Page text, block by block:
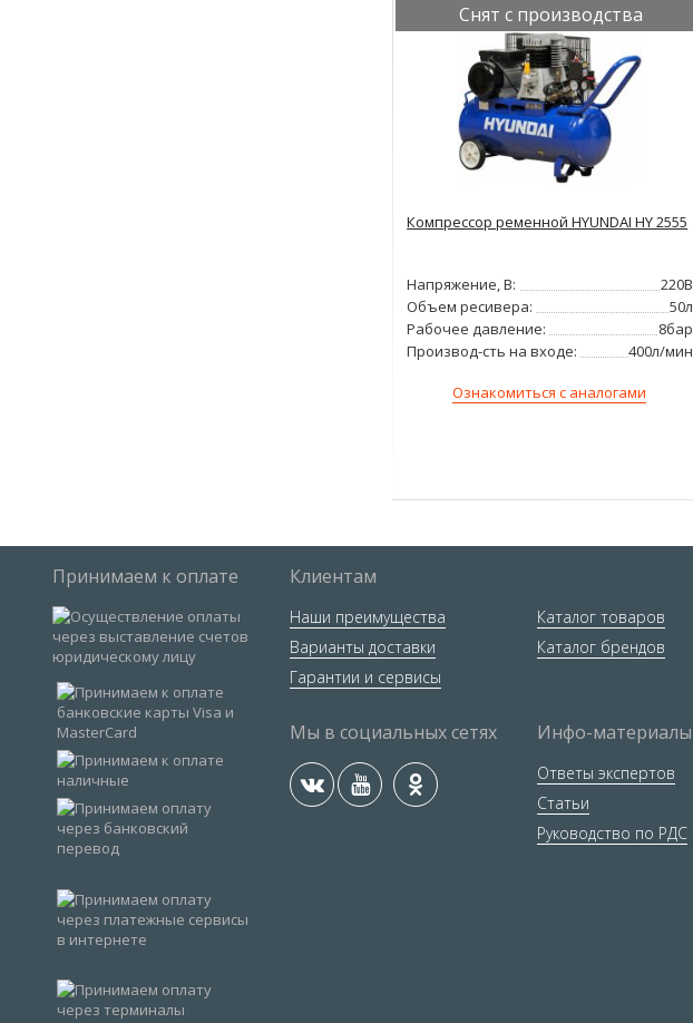
Снят с производства
Компрессор ременной HYUNDAI HY 2555
Напряжение, В:
220В
Объем ресивера:
50л
Рабочее давление:
8бар
Производ-сть на входе:
400л/мин
Ознакомиться с аналогами
Принимаем к оплате Клиентам
Наши преимущества
Варианты доставки
Гарантии и сервисы
Каталог товаров
Каталог брендов
Мы в социальных сетях Инфо-материалы
Ответы экспертов
Статьи
Руководство по РДС